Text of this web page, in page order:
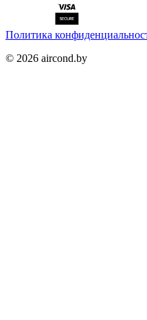
Политика
© 2026 aircond.by